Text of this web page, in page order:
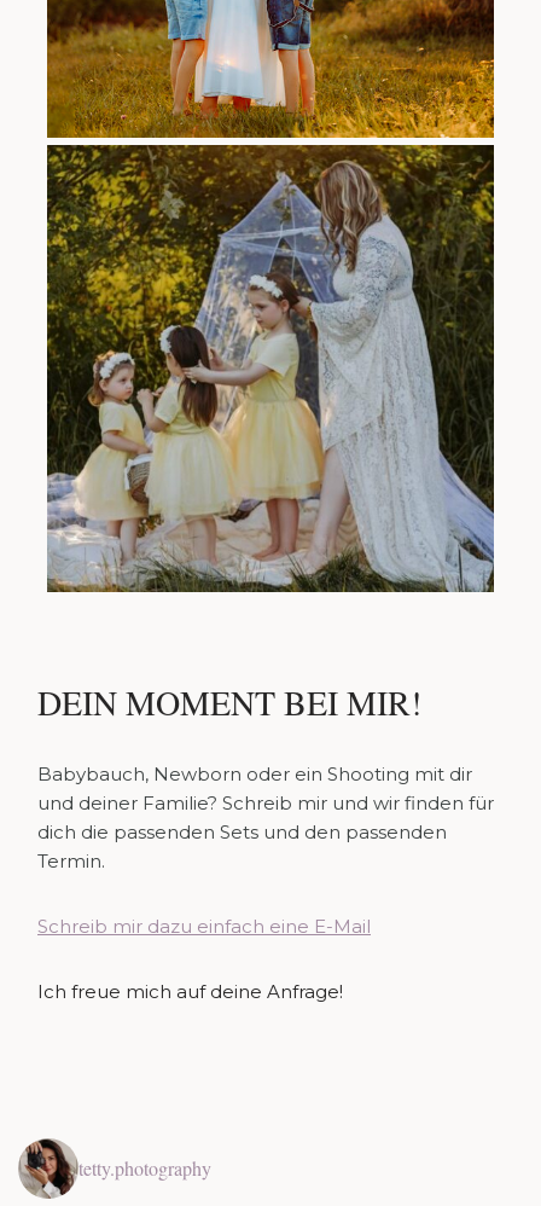
DEIN MOMENT BEI MIR!
Babybauch, Newborn oder ein Shooting mit dir
und deiner Familie? Schreib mir und wir finden für
dich die passenden Sets und den passenden
Termin.
Schreib mir dazu einfach eine E-Mail
Ich freue mich auf deine Anfrage!
tetty.photography